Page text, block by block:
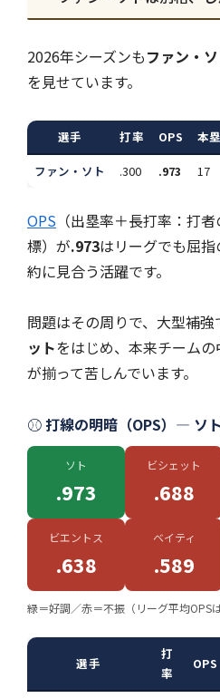
2026年シーズンもファン・
を見せています。
選手 打率 OPS 本
ファン・ソト
.300 .973 17
OPS （出塁率＋長打率：打
標）が.973はリーグでも屈
約に見合う活躍です。
問題はその周りで、大型補強
ットをはじめ、本来チーム
が揃って苦しんでいます。
⚾ 打線の明暗（OPS）— ソ
ソト
.973
ビシェット
.688
ビエントス
.638
ベイティ
.589
緑＝好調／赤＝不振（リーグ平均OPS
選手
打
率
OPS